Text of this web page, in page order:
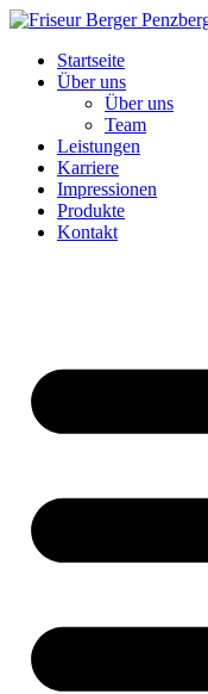
Zum
wechselnStartseite
Über uns
Über uns
Team
Leistungen
Karriere
Impressionen
Produkte
Kontakt